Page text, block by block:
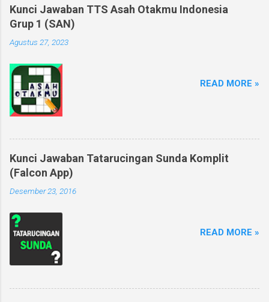
Kunci Jawaban TTS Asah Otakmu Indonesia
Grup 1 (SAN)
Agustus 27, 2023
READ MORE »
Kunci Jawaban Tatarucingan Sunda Komplit
(Falcon App)
Desember 23, 2016
READ MORE »